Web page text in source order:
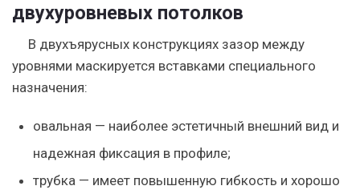
двухуровневых потолков
В двухъярусных конструкциях зазор между
уровнями маскируется вставками специального
назначения:
овальная — наиболее эстетичный внешний вид и
надежная фиксация в профиле;
трубка — имеет повышенную гибкость и хорошо